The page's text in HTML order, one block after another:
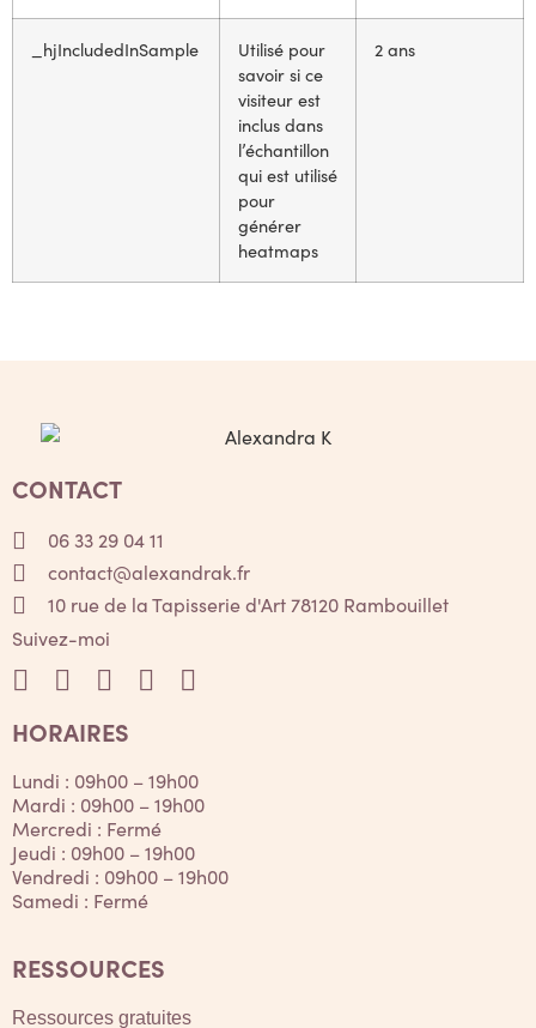
_hjIncludedInSample
Utilisé pour
savoir si ce
visiteur est
inclus dans
l’échantillon
qui est utilisé
pour
générer
heatmaps
2 ans
CONTACT
06 33 29 04 11
contact@alexandrak.fr
10 rue de la Tapisserie d'Art 78120 Rambouillet
Suivez-moi
HORAIRES
Lundi : 09h00 – 19h00
Mardi : 09h00 – 19h00
Mercredi : Fermé
Jeudi : 09h00 – 19h00
Vendredi : 09h00 – 19h00
Samedi : Fermé
RESSOURCES
Ressources gratuites